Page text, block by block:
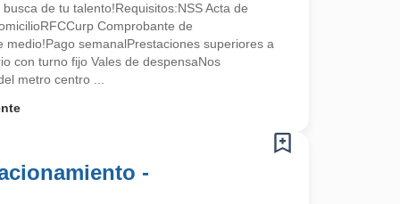
de tu talento!Requisitos:NSS Acta de
Comprobante de
medio!Pago semanalPrestaciones superiores a
con turno fijo Vales de despensaNos
metro centro ...
-